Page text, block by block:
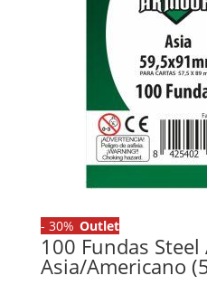
- 30% Outlet
100 Fundas
Asia/Americano